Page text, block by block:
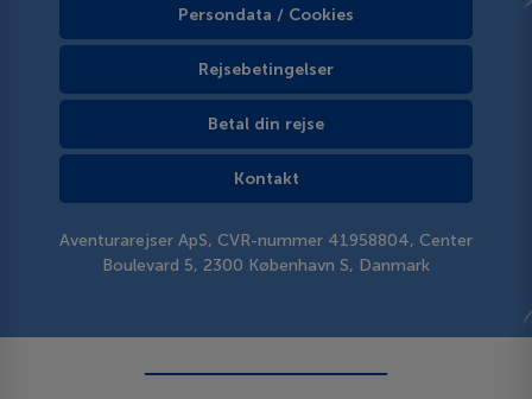
Persondata / Cookies
Rejsebetingelser
Betal din rejse
Kontakt
Aventurarejser ApS, CVR-nummer 41958804, Center
Boulevard 5, 2300 København S, Danmark